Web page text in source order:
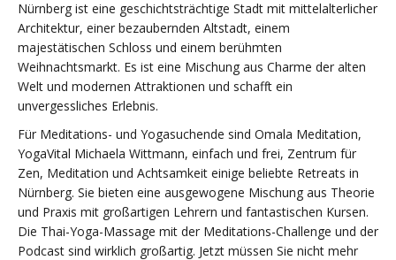
Nürnberg ist eine geschichtsträchtige Stadt mit mittelalterlicher
Architektur, einer bezaubernden Altstadt, einem
majestätischen Schloss und einem berühmten
Weihnachtsmarkt. Es ist eine Mischung aus Charme der alten
Welt und modernen Attraktionen und schafft ein
unvergessliches Erlebnis.
Für Meditations- und Yogasuchende sind Omala Meditation,
YogaVital Michaela Wittmann, einfach und frei, Zentrum für
Zen, Meditation und Achtsamkeit einige beliebte Retreats in
Nürnberg. Sie bieten eine ausgewogene Mischung aus Theorie
und Praxis mit großartigen Lehrern und fantastischen Kursen.
Die Thai-Yoga-Massage mit der Meditations-Challenge und der
Podcast sind wirklich großartig. Jetzt müssen Sie nicht mehr